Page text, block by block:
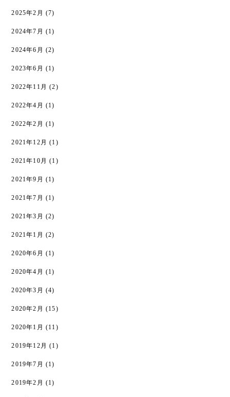
2025年2月 (7)
2024年7月 (1)
2024年6月 (2)
2023年6月 (1)
2022年11月 (2)
2022年4月 (1)
2022年2月 (1)
2021年12月 (1)
2021年10月 (1)
2021年9月 (1)
2021年7月 (1)
2021年3月 (2)
2021年1月 (2)
2020年6月 (1)
2020年4月 (1)
2020年3月 (4)
2020年2月 (15)
2020年1月 (11)
2019年12月 (1)
2019年7月 (1)
2019年2月 (1)